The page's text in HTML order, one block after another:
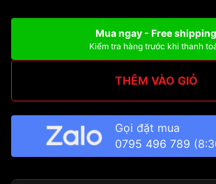
Mua ngay - Free shipping
Kiểm tra hàng trước khi thanh
THÊM VÀO GIỎ
Gọi đặt mua
0795 496 789